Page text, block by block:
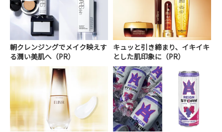
朝クレンジングでメイク映えす
る潤い美肌へ（PR）
キュッと引き締まり、イキイキ
とした肌印象に（PR）